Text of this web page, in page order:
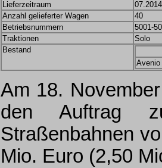
Lieferzeitraum
Anzahl gelieferter Wagen
40
Betriebsnummern
5001-
Traktionen
Solo
Bestand
Avenio
Am 18.
den Auftrag
Straßenbahnen
Mio. Euro (2,50